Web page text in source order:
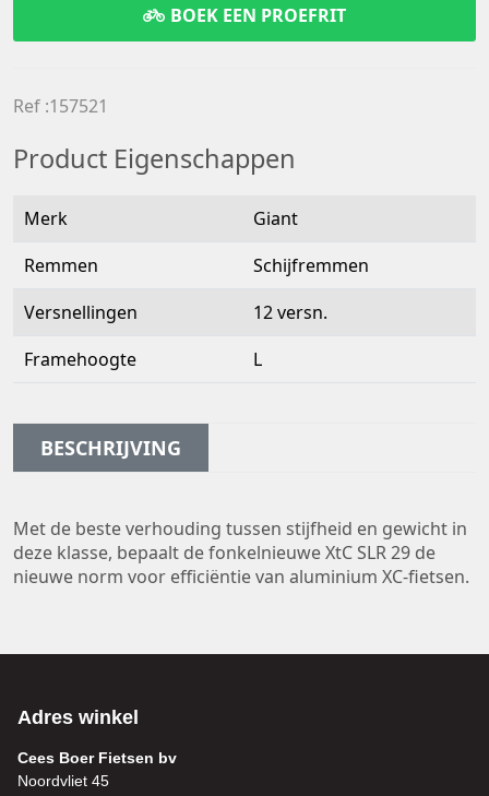
BOEK EEN PROEFRIT
Ref :157521
Product Eigenschappen
Merk
Giant
Remmen
Schijfremmen
Versnellingen
12 versn.
Framehoogte
L
BESCHRIJVING
Met de beste verhouding tussen stijfheid en gewicht in
deze klasse, bepaalt de fonkelnieuwe XtC SLR 29 de
nieuwe norm voor efficiëntie van aluminium XC-fietsen.
Adres winkel
Cees Boer Fietsen bv
Noordvliet 45